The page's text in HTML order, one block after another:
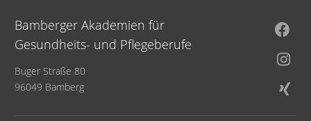
Bamberger Akademien für
Gesundheits- und Pflegeberufe
Buger Straße 80
96049 Bamberg